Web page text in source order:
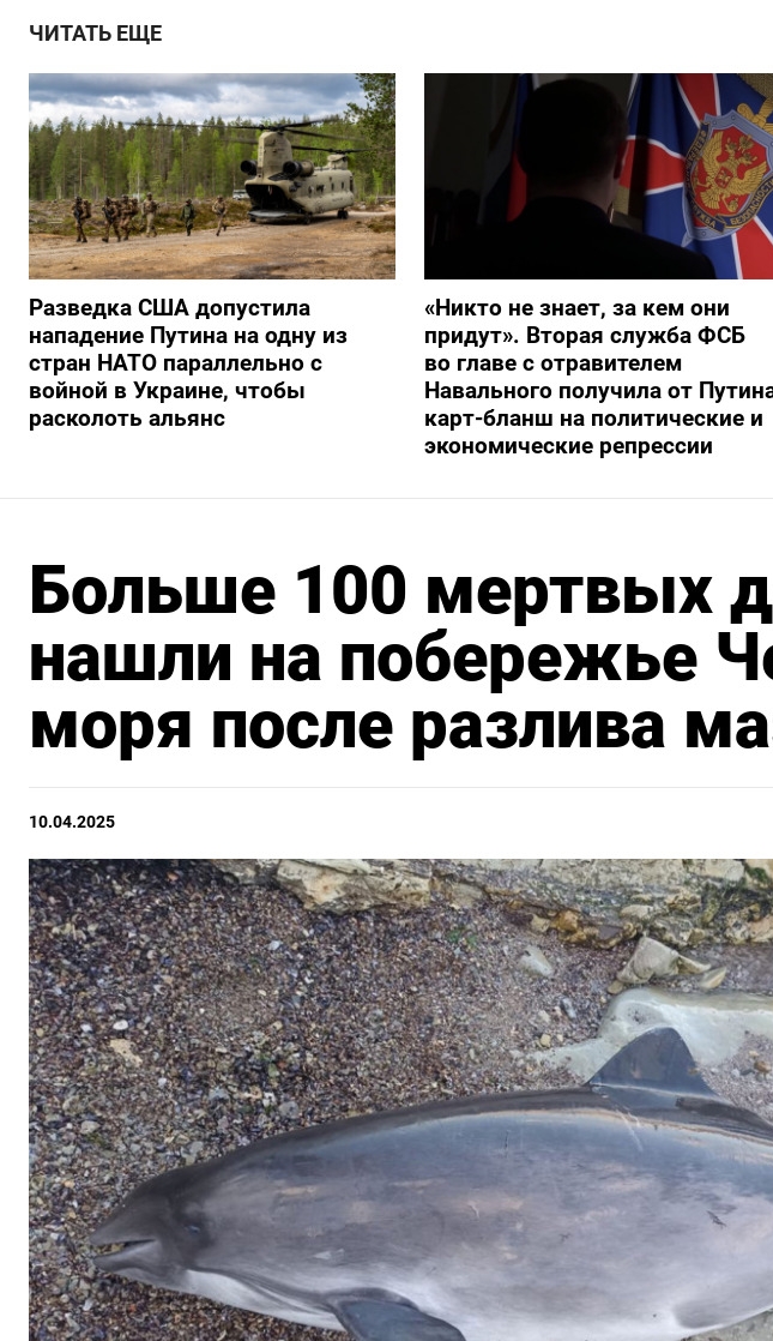
ЧИТАТЬ ЕЩЕ
Разведка США допустила
нападение Путина на одну из
стран НАТО параллельно с
войной в Украине, чтобы
расколоть альянс
«Никто не знает, за кем они
придут». Вторая служба ФСБ
во главе с отравителем
Навального получила от
карт-бланш на политические и
экономические репрессии
Больше 100 мертвых
нашли на побережье
моря после разлива
10.04.2025